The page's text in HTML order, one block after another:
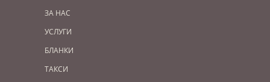
ЗА НАС
УСЛУГИ
БЛАНКИ
ТАКСИ